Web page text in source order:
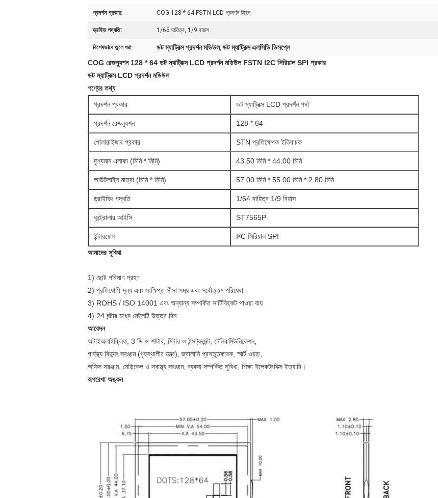
প্রদর্শন প্রকার: COG 128 * 64 FSTN LCD প্রদর্শন স্ক্রিন
ড্রাইভ পদ্ধতি: 1/65 দায়িত্ব, 1/9 বায়াস
বিশেষভাবে তুলে ধরা: ডট ম্যাট্রিক্স প্রদর্শন মডিউল, ডট ম্যাট্রিক্স এলসিডি ডিসপ্লে
COG রেজল্যুশন 128 * 64 ডট ম্যাট্রিক্স LCD প্রদর্শন মডিউল FSTN I2C সিরিয়াল SPI প্রকার
ডট ম্যাট্রিক্স LCD প্রদর্শন মডিউল
পণ্যের তথ্য
প্রদর্শন প্রকার
ডট ম্যাট্রিক্স LCD প্রদর্শন পর্দা
প্রদর্শন রেজল্যুশন 128 * 64
পোলারাইজার প্রকার STN প্রতিক্ষেপক ইতিবাচক
দৃশ্যমান এলাকা (মিমি * মিমি) 43.50 মিমি * 44.00 মিমি
আউটলাইন মাত্রা (মিমি * মিমি) 57.00 মিমি * 55.00 মিমি * 2.80 মিমি
ড্রাইভিং পদ্ধতি 1/64 দায়িত্ব 1/9 বিয়াস
কন্ট্রোলার আইসি ST7565P
ইন্টারফেস
I²C সিরিয়াল SPI
আমাদের সুবিধা
1) ছোট পরিমাণ গ্রহণ
2) প্রতিযোগী মূল্য এবং সংক্ষিপ্ত সীসা সময় এবং সর্বোত্তম পরিষেবা
3) ROHS / ISO 14001 এবং অন্যান্য সম্পর্কিত সার্টিফিকেট পাওয়া যায়
4) 24 ঘন্টার মধ্যে মেইলটি উত্তর দিন
আবেদন
অটাইঅলাইক্লিক, 3 ডি ও শাটার, মিটার ও ইন্সট্রুমেন্ট, টেলিকমিউনিকেশন,
গার্হস্থ্য বিদ্যুৎ সরঞ্জাম (গৃহস্থালীর যন্ত্র), জ্বালানি প্রস্তুতকারক, স্মার্ট ওয়াচ,
অফিস সরঞ্জাম, মেডিকেল ও স্বাস্থ্য সরঞ্জাম, ব্যবসা সম্পর্কিত সুবিধা, শিক্ষা ইলেকট্রনিক্স ইত্যাদি।
রূপরেখা অঙ্কন